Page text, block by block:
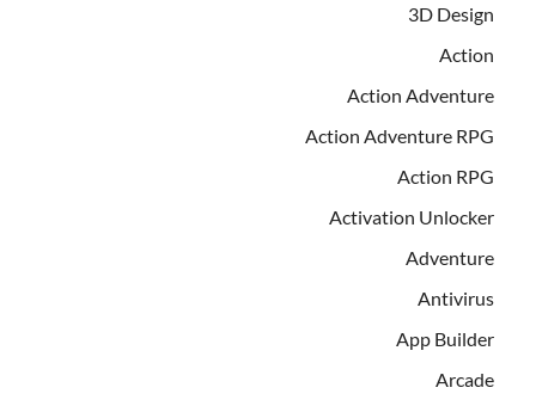
3D Design
Action
Action Adventure
Action Adventure RPG
Action RPG
Activation Unlocker
Adventure
Antivirus
App Builder
Arcade